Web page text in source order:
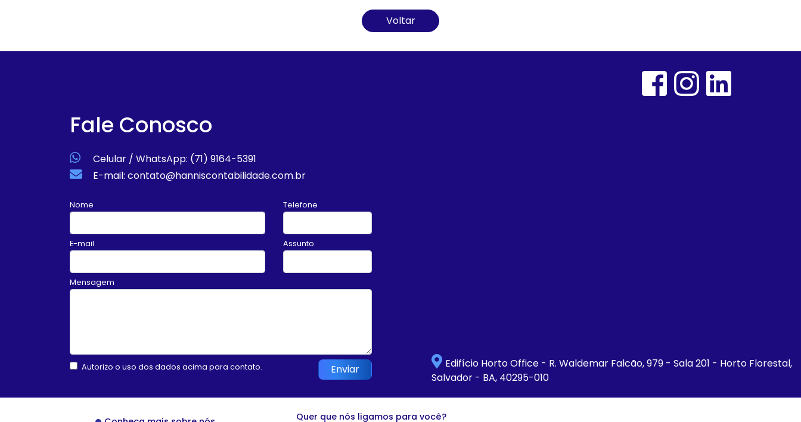
Voltar
Fale Conosco
Celular / WhatsApp: (71) 9164-5391
E-mail: contato@hanniscontabilidade.com.br
Nome Telefone
E-mail Assunto
Mensagem
Autorizo o uso dos dados acima para contato. Enviar
Edifício Horto Office - R. Waldemar Falcão, 979 - Sala 201 - Horto Florestal,
Salvador - BA, 40295-010
Quer que nós ligamos para você?